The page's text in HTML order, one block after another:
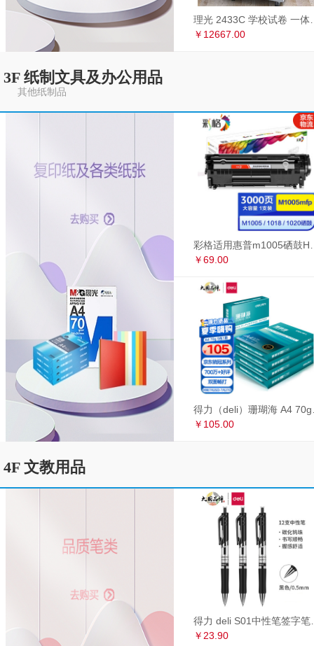
￥12667.00
3F 纸制文具及办公用品
其他纸制品
￥69.00
￥105.00
4F 文教用品
￥23.90